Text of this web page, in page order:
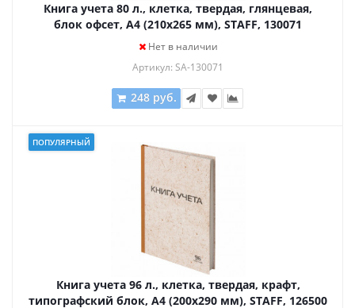
Книга учета 80 л., клетка, твердая, глянцевая,
блок офсет, А4 (210х265 мм), STAFF, 130071
Нет в наличии
Артикул: SA-130071
248 руб.
ПОПУЛЯРНЫЙ
Книга учета 96 л., клетка, твердая, крафт,
типографский блок, А4 (200х290 мм), STAFF, 126500